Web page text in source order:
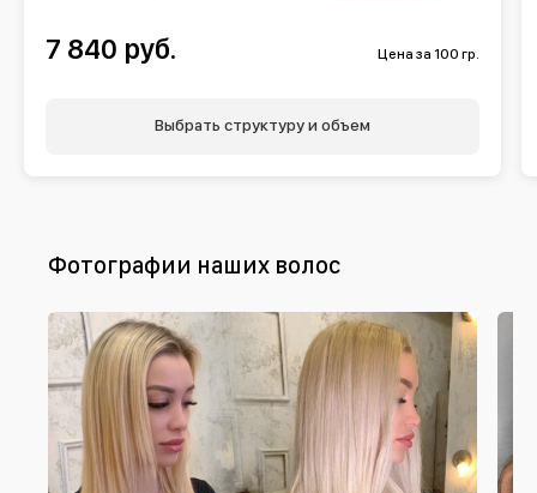
7 840 руб. Цена за 100 гр.
Выбрать структуру и объем
Фотографии наших волос